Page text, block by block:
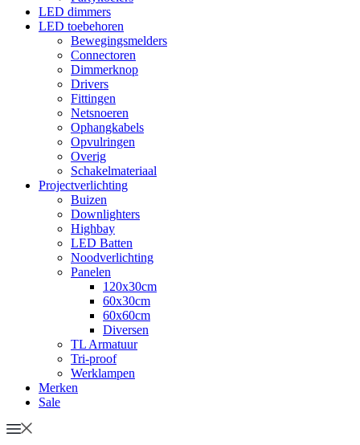
LED dimmers
LED toebehoren
Bewegingsmelders
Connectoren
Dimmerknop
Drivers
Fittingen
Netsnoeren
Ophangkabels
Opvulringen
Overig
Schakelmateriaal
Projectverlichting
Buizen
Downlighters
Highbay
LED Batten
Noodverlichting
Panelen
120x30cm
60x30cm
60x60cm
Diversen
TL Armatuur
Tri-proof
Werklampen
Merken
Sale